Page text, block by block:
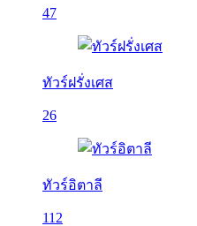
47
ทัวร์ฝรั่งเศส
26
ทัวร์อิตาลี
112